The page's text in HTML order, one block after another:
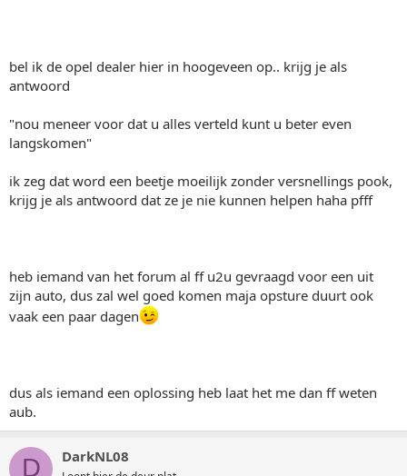
bel ik de opel dealer hier in hoogeveen op.. krijg je als
antwoord
"nou meneer voor dat u alles verteld kunt u beter even
langskomen"
ik zeg dat word een beetje moeilijk zonder versnellings pook,
krijg je als antwoord dat ze je nie kunnen helpen haha pfff
heb iemand van het forum al ff u2u gevraagd voor een uit
zijn auto, dus zal wel goed komen maja opsture duurt ook
vaak een paar dagen
dus als iemand een oplossing heb laat het me dan ff weten
aub.
D DarkNL08